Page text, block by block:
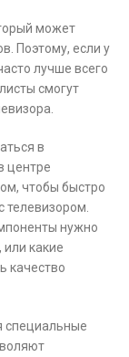
может
Поэтому, если у
лучше всего
смогут
в
центре
чтобы быстро
нужно
или какие
качество
специальные